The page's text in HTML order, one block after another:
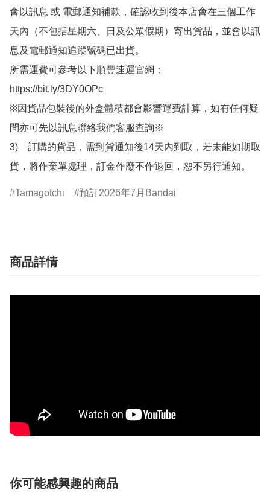
會以訊息 或 電郵通知補款，確認收到後本店會在三個工作
天內（不包括星期六、日及公眾假期）寄出貨品，並會以訊
息及電郵通知追蹤號碼已出貨。
所需運費可參考以下順豐速運官網：
https://bit.ly/3DY0OPc
※因貨品包裝後的外盒體積都會影響運費計算，如有任何疑
問亦可先以訊息聯絡我們客服查詢※
3)　訂購的貨品，需到貨通知後14天內到取，若未能如期取
貨，將作棄單處理，訂金作廢不作退回，恕不另行通知。
Tamagotchi 預訂2026年7月Bandai
商品詳情
你可能感興趣的商品